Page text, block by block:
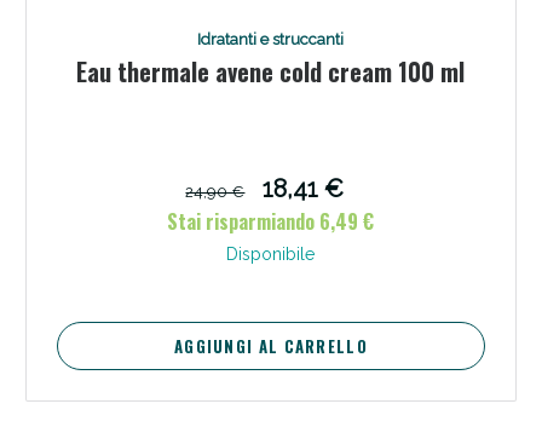
Idratanti e struccanti
Eau thermale avene cold cream 100 ml
24,90 €
18,41 €
Stai risparmiando 6,49 €
Disponibile
AGGIUNGI AL CARRELLO